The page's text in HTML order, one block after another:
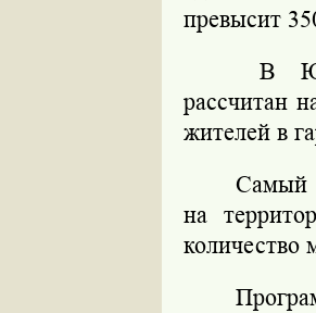
превысит
В
рассчитан
жителей в
Самый
на
количество